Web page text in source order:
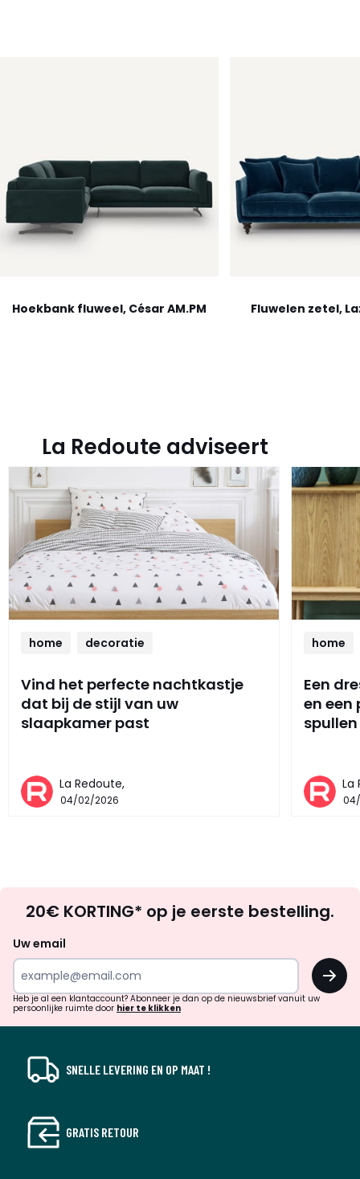
Hoekbank fluweel, César AM.PM Fluwelen zetel,
La Redoute adviseert
home decoratie
Vind het perfecte nachtkastje
dat bij de stijl van uw
slaapkamer past
La Redoute,
04/02/2026
home
Een
en een
spullen
La
zoek
inspiratie
verrassingen?
20€ KORTING* op je eerste bestelling.
Uw email
OK
Heb je al een klantaccount? Abonneer je dan op de nieuwsbrief vanuit uw
persoonlijke ruimte door hier te klikken
SNELLE LEVERING EN OP MAAT !
GRATIS RETOUR